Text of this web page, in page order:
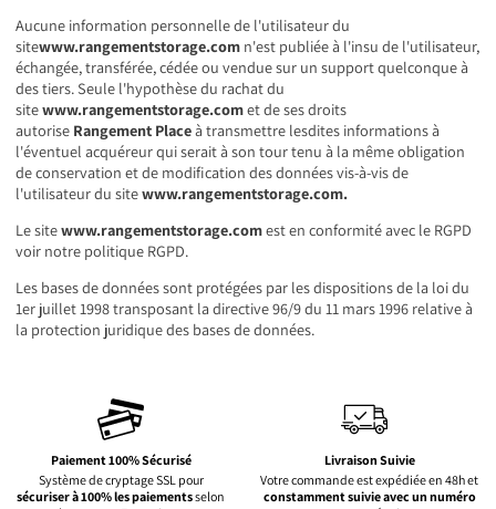
Aucune information personnelle de l'utilisateur du
sitewww.rangementstorage.com n'est publiée à l'insu de l'utilisateur,
échangée, transférée, cédée ou vendue sur un support quelconque à
des tiers. Seule l'hypothèse du rachat du
sitewww.rangementstorage.comet de ses droits
autorise Rangement Placeà transmettre lesdites informations à
l'éventuel acquéreur qui serait à son tour tenu à la même obligation
de conservation et de modification des données vis-à-vis de
l'utilisateur du sitewww.rangementstorage.com.
Le sitewww.rangementstorage.comest en conformité avec le RGPD
voir notre politique RGPD.
Les bases de données sont protégées par les dispositions de la loi du
1er juillet 1998 transposant la directive 96/9 du 11 mars 1996 relative à
la protection juridique des bases de données.
Paiement 100% Sécurisé
Système de cryptage SSL pour
sécuriser à 100% les paiementsselon
Livraison Suivie
Votre commande est expédiée en 48h et
constamment suivie avec un numéro